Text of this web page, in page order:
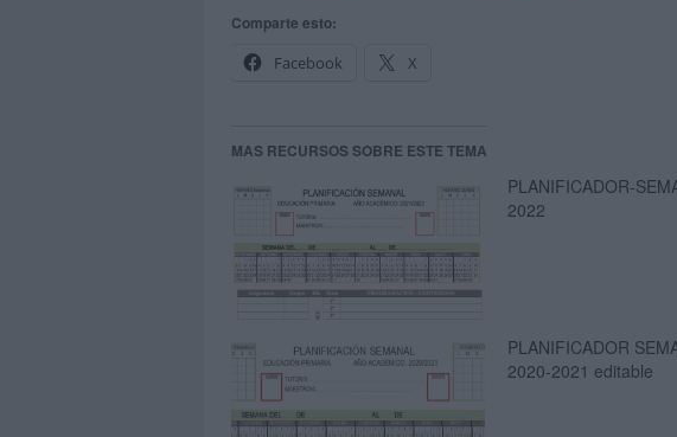
Comparte esto:
Facebook
X
MAS RECURSOS SOBRE ESTE TEMA
PLANIFICADOR-
2022
PLANIFICADOR
2020-2021 editable